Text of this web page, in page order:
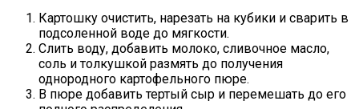
Картошку очистить, нарезать на кубики и сварить в
подсоленной воде до мягкости.
Слить воду, добавить молоко, сливочное масло,
соль и толкушкой размять до получения
однородного картофельного пюре.
В пюре добавить тертый сыр и перемешать до его